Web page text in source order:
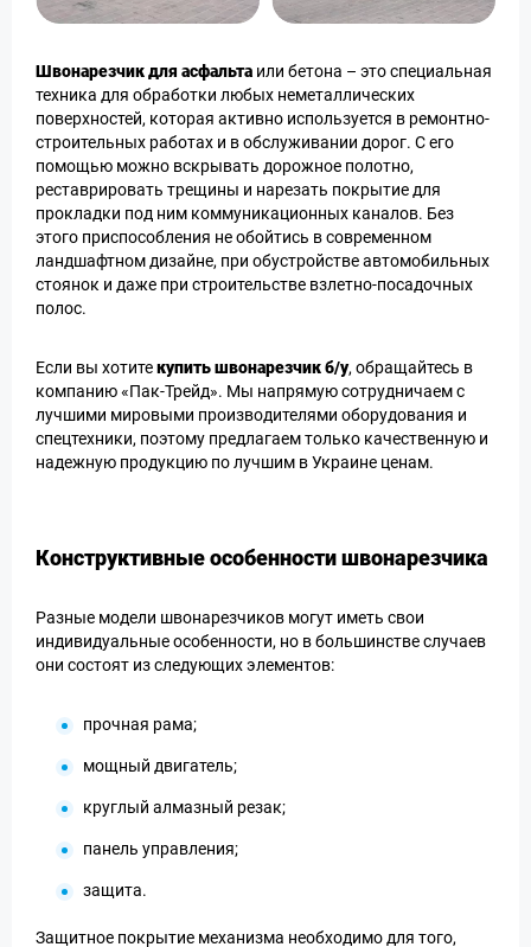
Швонарезчик для асфальта или бетона – это специальная
техника для обработки любых неметаллических
поверхностей, которая активно используется в ремонтно-
строительных работах и в обслуживании дорог. С его
помощью можно вскрывать дорожное полотно,
реставрировать трещины и нарезать покрытие для
прокладки под ним коммуникационных каналов. Без
этого приспособления не обойтись в современном
ландшафтном дизайне, при обустройстве автомобильных
стоянок и даже при строительстве взлетно-посадочных
полос.
Если вы хотитекупить швонарезчик б/у, обращайтесь в
компанию «Пак-Трейд». Мы напрямую сотрудничаем с
лучшими мировыми производителями оборудования и
спецтехники, поэтому предлагаем только качественную и
надежную продукцию по лучшим в Украине ценам.
Конструктивные особенности швонарезчика
Разные модели швонарезчиков могут иметь свои
индивидуальные особенности, но в большинстве случаев
они состоят из следующих элементов:
прочная рама;
мощный двигатель;
круглый алмазный резак;
панель управления;
защита.
Защитное покрытие механизма необходимо для того,